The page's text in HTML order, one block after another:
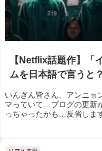
【Netflix話題作】「
ムを日本語で言うと？
いんぎん皆さん、アンニョ
マっていて…ブログの更新
っちゃったかも…反省しま